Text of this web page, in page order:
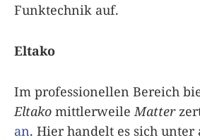
Funktechnik auf.
Eltako
Im professionellen Bereich
Eltako mittlerweile Matter
an. Hier handelt es sich unter